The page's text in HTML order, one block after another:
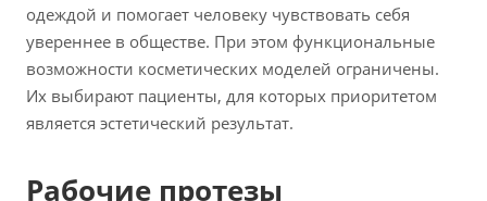
одеждой и помогает человеку чувствовать себя
увереннее в обществе. При этом функциональные
возможности косметических моделей ограничены.
Их выбирают пациенты, для которых приоритетом
является эстетический результат.
Рабочие протезы